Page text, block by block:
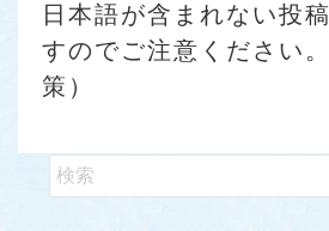
日本語が含まれない投
すのでご注意ください
策）